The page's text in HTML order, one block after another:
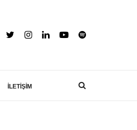
İLETİŞİM